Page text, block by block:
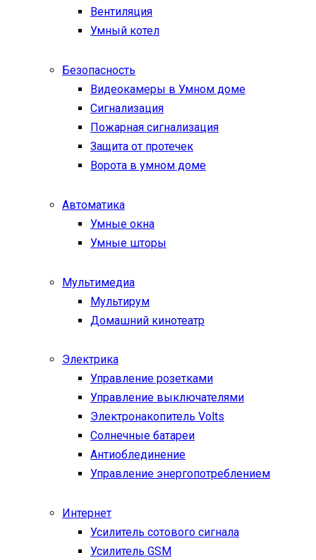
Вентиляция
Умный котел
Безопасность
Видеокамеры в Умном доме
Сигнализация
Пожарная сигнализация
Защита от протечек
Ворота в умном доме
Автоматика
Умные окна
Умные шторы
Мультимедиа
Мультирум
Домашний кинотеатр
Электрика
Управление розетками
Управление выключателями
Электронакопитель Volts
Солнечные батареи
Антиоблединение
Управление энергопотреблением
Интернет
Усилитель сотового сигнала
Усилитель GSM